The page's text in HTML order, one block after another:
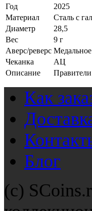
Год
2025
Материал
Сталь с
Диаметр
28,5
Вес
9 г
Аверс/реверс Медальное
Чеканка
АЦ
Описание
Как
Блог
(с)